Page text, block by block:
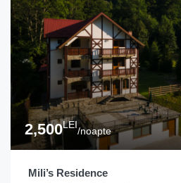
2,500LEI
/noapte
Mili’s Residence